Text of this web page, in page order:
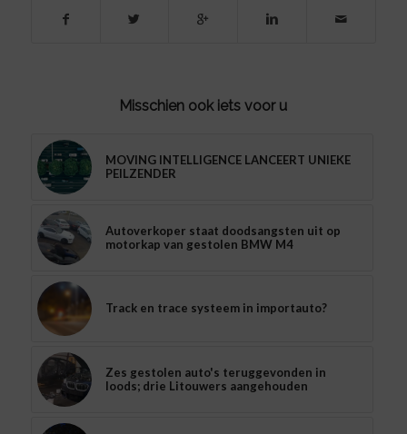
Misschien ook iets voor u
MOVING INTELLIGENCE LANCEERT UNIEKE
PEILZENDER
Autoverkoper staat doodsangsten uit op
motorkap van gestolen BMW M4
Track en trace systeem in importauto?
Zes gestolen auto's teruggevonden in
loods; drie Litouwers aangehouden